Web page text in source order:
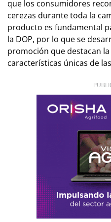
que los consumidores
cerezas durante toda la
producto es fundamental
la DOP, por lo que se
promoción que destacan
características únicas de